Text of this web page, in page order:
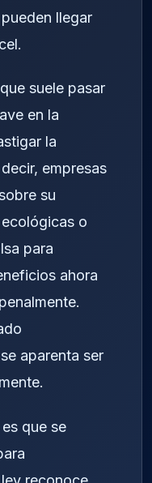
llegar
suele pasar
en la
la
empresas
su
o
para
ahora
aparenta ser
que se